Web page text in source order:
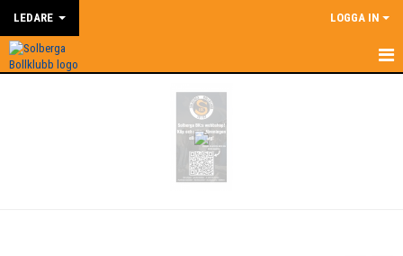
LEDARE LOGGA IN